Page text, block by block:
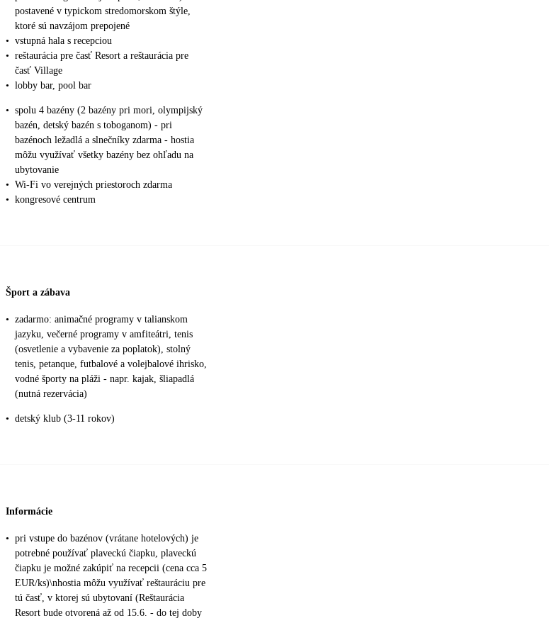
postavené v typickom stredomorskom štýle,
ktoré sú navzájom prepojené
• vstupná hala s recepciou
• reštaurácia pre časť Resort a reštaurácia pre
časť Village
• lobby bar, pool bar
• spolu 4 bazény (2 bazény pri mori, olympijský
bazén, detský bazén s toboganom) - pri
bazénoch ležadlá a slnečníky zdarma - hostia
môžu využívať všetky bazény bez ohľadu na
ubytovanie
• Wi-Fi vo verejných priestoroch zdarma
• kongresové centrum
Šport a zábava
• zadarmo: animačné programy v talianskom
jazyku, večerné programy v amfiteátri, tenis
(osvetlenie a vybavenie za poplatok), stolný
tenis, petanque, futbalové a volejbalové ihrisko,
vodné športy na pláži - napr. kajak, šliapadlá
(nutná rezervácia)
• detský klub (3-11 rokov)
Informácie
• pri vstupe do bazénov (vrátane hotelových) je
potrebné používať plaveckú čiapku, plaveckú
čiapku je možné zakúpiť na recepcii (cena cca 5
EUR/ks)\nhostia môžu využívať reštauráciu pre
tú časť, v ktorej sú ubytovaní (Reštaurácia
Resort bude otvorená až od 15.6. - do tej doby